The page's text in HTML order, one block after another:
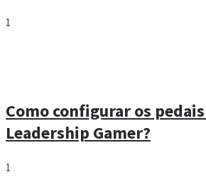
1
Como configurar os
Leadership Gamer?
1